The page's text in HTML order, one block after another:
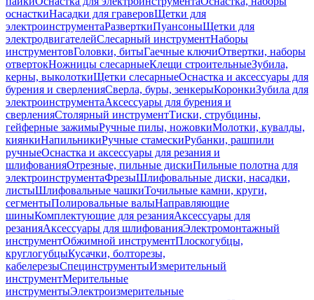
оснасткиНасадки для граверовЩетки для
электроинструментаРазверткиПуансоныЩетки для
электродвигателейСлесарный инструментНаборы
инструментовГоловки, битыГаечные ключиОтвертки, наборы
отвертокНожницы слесарныеКлещи строительныеЗубила,
керны, выколоткиЩетки слесарныеОснастка и аксессуары для
бурения и сверленияСверла, буры, зенкерыКоронкиЗубила для
электроинструментаАксессуары для бурения и
сверленияСтолярный инструментТиски, струбцины,
гейферные зажимыРучные пилы, ножовкиМолотки, кувалды,
киянкиНапильникиРучные стамескиРубанки, рашпили
ручныеОснастка и аксессуары для резания и
шлифованияОтрезные, пильные дискиПильные полотна для
электроинструментаФрезыШлифовальные диски, насадки,
листыШлифовальные чашкиТочильные камни, круги,
сегментыПолировальные валыНаправляющие
шиныКомплектующие для резанияАксессуары для
резанияАксессуары для шлифованияЭлектромонтажный
инструментОбжимной инструментПлоскогубцы,
круглогубцыКусачки, болторезы,
кабелерезыСпецинструментыИзмерительный
инструментМерительные
инструментыЭлектроизмерительные